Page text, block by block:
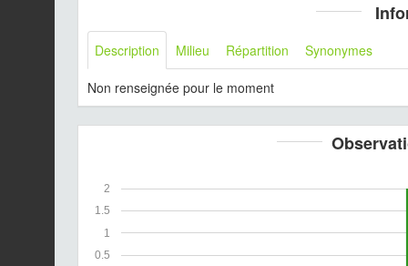
Description Milieu Répartition Synonymes
Non renseignée pour le moment
0.5
1
1.5
2